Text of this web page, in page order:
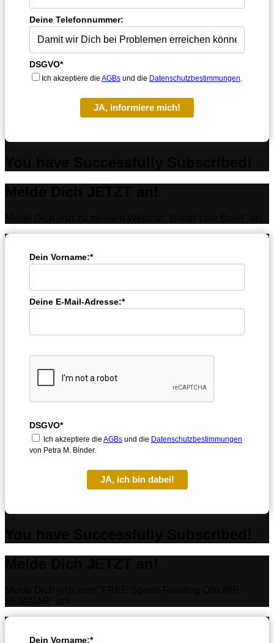
Deine Telefonnummer:
DSGVO*
Ich akzeptiere die AGBs und die Datenschutzbestimmungen.
JA, informiere mich!
Dein Vorname:*
Deine E-Mail-Adresse:*
DSGVO*
Ich akzeptiere die AGBs und die Datenschutzbestimmungen
von Petra M. Binder.
JA, ich bin dabei!
Dein Vorname:*